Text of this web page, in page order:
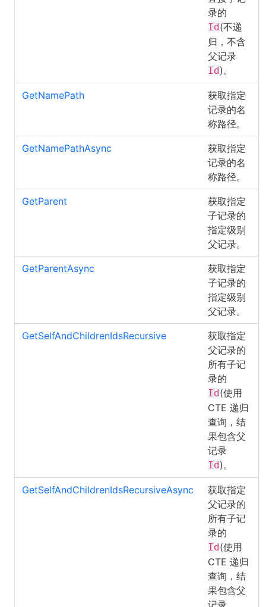
录的
Id (不递
归，不含
父记录
Id )。
GetNamePath
获取指定
记录的名
称路径。
GetNamePathAsync
获取指定
记录的名
称路径。
GetParent
获取指定
子记录的
指定级别
父记录。
GetParentAsync
获取指定
子记录的
指定级别
父记录。
GetSelfAndChildrenIdsRecursive
获取指定
父记录的
所有子记
录的
Id (使用
CTE 递归
查询，结
果包含父
记录
Id )。
GetSelfAndChildrenIdsRecursiveAsync
获取指定
父记录的
所有子记
录的
Id (使用
CTE 递归
查询，结
果包含父